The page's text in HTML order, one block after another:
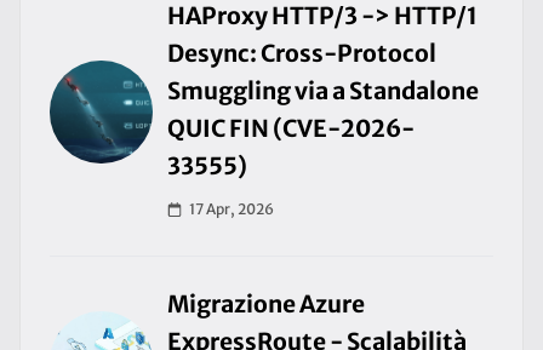
HAProxy HTTP/3 -> HTTP/1
Desync: Cross-Protocol
Smuggling via a Standalone
QUIC FIN (CVE-2026-
33555)
17 Apr, 2026
Migrazione Azure
ExpressRoute - Scalabilità